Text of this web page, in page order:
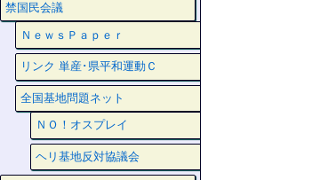
禁国民会議
ＮｅｗｓＰａｐｅｒ
リンク 単産･県平和運動Ｃ
全国基地問題ネット
ＮＯ！オスプレイ
ヘリ基地反対協議会